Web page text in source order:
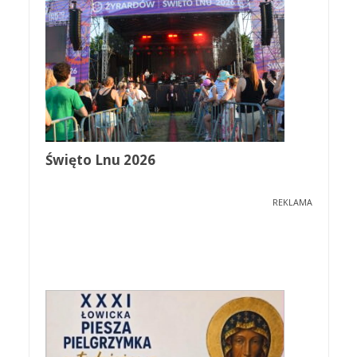
Święto Lnu 2026
REKLAMA